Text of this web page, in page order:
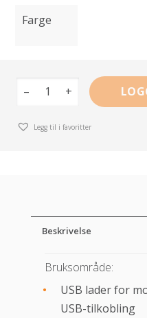
Farge
– +
Legg til i favoritter
Beskrivelse
Bruksområde:
USB lader for
USB-tilkobling